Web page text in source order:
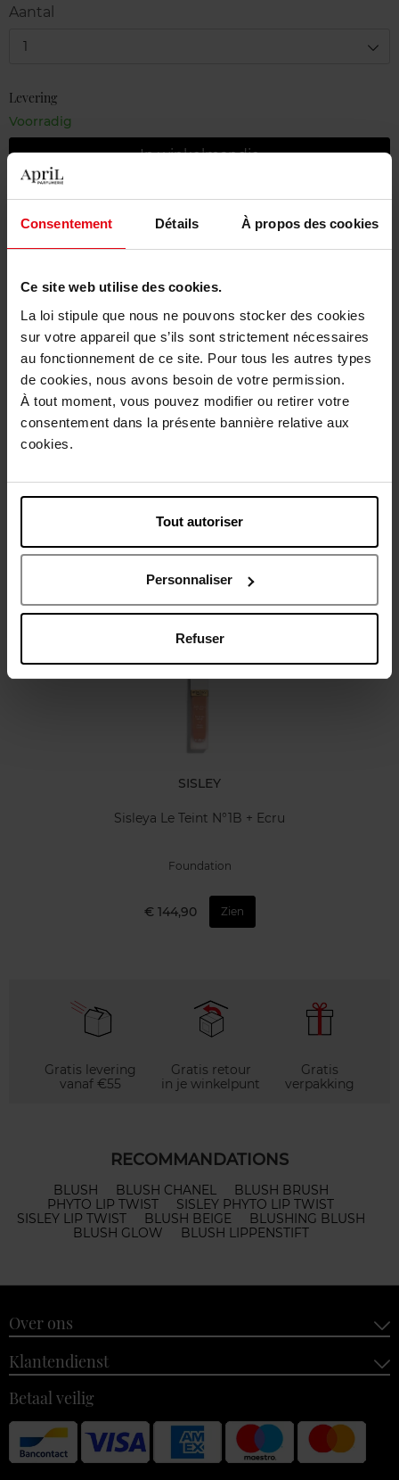
Consentement Détails À propos des cookies
Ce site web utilise des cookies.
La loi stipule que nous ne pouvons stocker des cookies
sur votre appareil que s’ils sont strictement nécessaires
au fonctionnement de ce site. Pour tous les autres types
de cookies, nous avons besoin de votre permission.
À tout moment, vous pouvez modifier ou retirer votre
consentement dans la présente bannière relative aux
cookies.
Tout autoriser
Personnaliser
Refuser
Aantal
1
Levering
Voorradig
In winkelmandje
Beschrijving
Gebruiksadvies
Karakteristieken
Review Beleid inzake klantbeoordelingen
Nog iets vergeten ?
SISLEY
Sisleya Le Teint N°1B + Ecru
Foundation
€ 144,90 Zien
Gratis levering
vanaf €55
Gratis retour
in je winkelpunt
Gratis
verpakking
RECOMMANDATIONS
BLUSH BLUSH CHANEL
BLUSH BRUSH
PHYTO LIP TWIST
SISLEY PHYTO LIP TWIST
SISLEY LIP TWIST
BLUSH BEIGE
BLUSHING BLUSH
BLUSH GLOW
BLUSH LIPPENSTIFT
Over ons
Klantendienst
Betaal veilig